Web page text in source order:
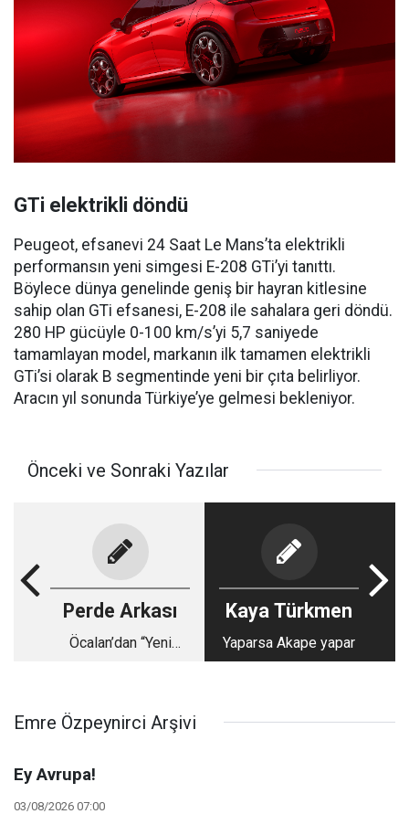
GTi elektrikli döndü
Peugeot, efsanevi 24 Saat Le Mans’ta elektrikli
performansın yeni simgesi E-208 GTi’yi tanıttı.
Böylece dünya genelinde geniş bir hayran kitlesine
sahip olan GTi efsanesi, E-208 ile sahalara geri döndü.
280 HP gücüyle 0-100 km/s’yi 5,7 saniyede
tamamlayan model, markanın ilk tamamen elektrikli
GTi’si olarak B segmentinde yeni bir çıta belirliyor.
Aracın yıl sonunda Türkiye’ye gelmesi bekleniyor.
Önceki ve Sonraki Yazılar
Perde Arkası
Öcalan’dan “Yeni
Kaya Türkmen
Yaparsa Akape yapar
Emre Özpeynirci Arşivi
Ey Avrupa!
03/08/2026 07:00